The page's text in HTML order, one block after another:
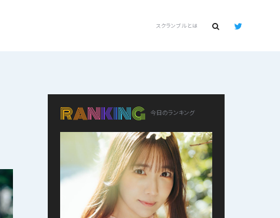
スクランブルとは
RANKING 今日のランキング